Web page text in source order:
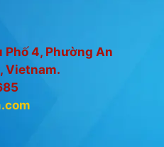
4, Phường An
Vietnam.